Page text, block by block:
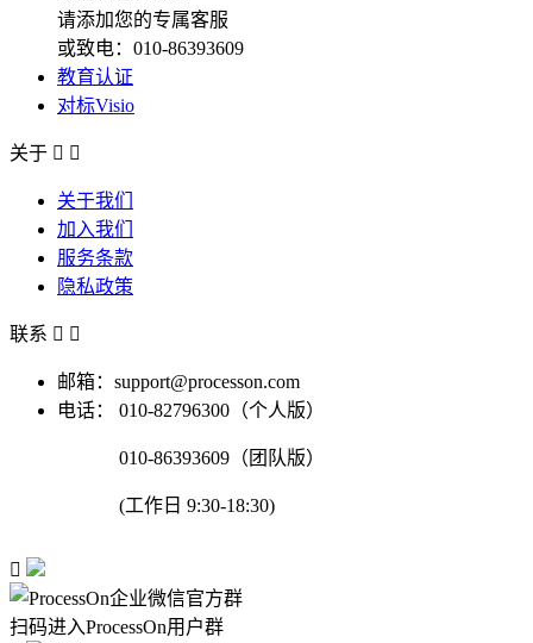
请添加您的专属客服
或致电：010-86393609
教育认证
对标Visio
关于  
关于我们
加入我们
服务条款
隐私政策
联系  
邮箱：support@processon.com
电话：
010-82796300（个人版）
010-86393609（团队版）
(工作日 9:30-18:30)

扫码进入ProcessOn用户群